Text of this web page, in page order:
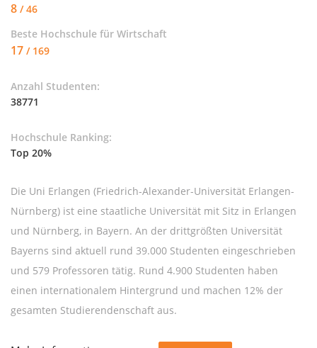
8 / 46
Beste Hochschule für Wirtschaft
17 / 169
Anzahl Studenten:
38771
Hochschule Ranking:
Top 20%
Die Uni Erlangen (Friedrich-Alexander-Universität Erlangen-
Nürnberg) ist eine staatliche Universität mit Sitz in Erlangen
und Nürnberg, in Bayern. An der drittgrößten Universität
Bayerns sind aktuell rund 39.000 Studenten eingeschrieben
und 579 Professoren tätig. Rund 4.900 Studenten haben
einen internationalem Hintergrund und machen 12% der
gesamten Studierendenschaft aus.